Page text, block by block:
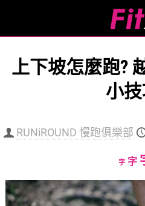
上下坡怎麼跑?
小
RUNiROUND 慢跑俱樂部
字
size.
字